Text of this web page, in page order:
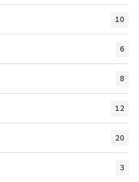
10
6
8
12
20
3